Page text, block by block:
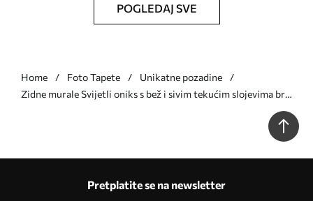
POGLEDAJ SVE
Home Foto Tapete
Unikatne pozadine
Zidne murale Svijetli oniks s bež i sivim tekućim slojevima br.
Pretplatite se na newsletter